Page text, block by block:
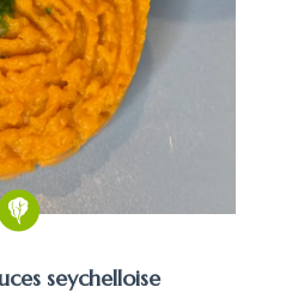
seychelloise